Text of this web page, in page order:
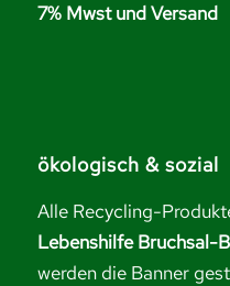
7% Mwst und Versand
ökologisch & sozial
Alle Recycling-
Lebenshilfe Bruchsal-
werden die Banner